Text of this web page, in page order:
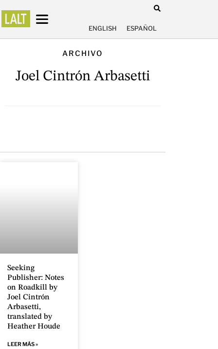
ENGLISH ESPAÑOL
ARCHIVO
Joel Cintrón Arbasetti
Seeking
Publisher: Notes
on Roadkill by
Joel Cintrón
Arbasetti,
translated by
Heather Houde
LEER MÁS »